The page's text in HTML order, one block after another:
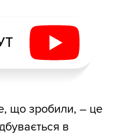
що зробили, – це
в